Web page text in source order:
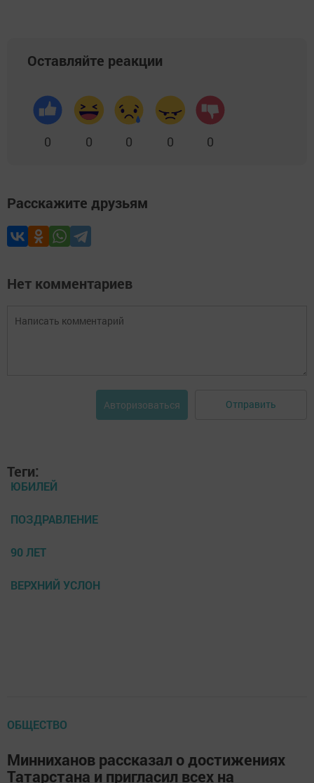
Оставляйте реакции
0 0 0 0 0
Расскажите друзьям
Нет комментариев
Авторизоваться Отправить
Теги:
ЮБИЛЕЙ
ПОЗДРАВЛЕНИЕ
90 ЛЕТ
ВЕРХНИЙ УСЛОН
ОБЩЕСТВО
Минниханов рассказал о достижениях
Татарстана и пригласил всех на